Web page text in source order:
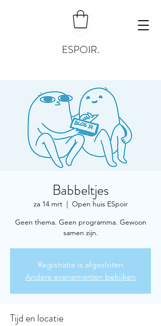
ESPOIR.
Babbeltjes
za 14 mrt
  |
Open huis ESpoir
Geen thema. Geen programma. Gewoon
samen zijn.
Registratie is afgesloten
Andere evenementen bekijken
Tijd en locatie